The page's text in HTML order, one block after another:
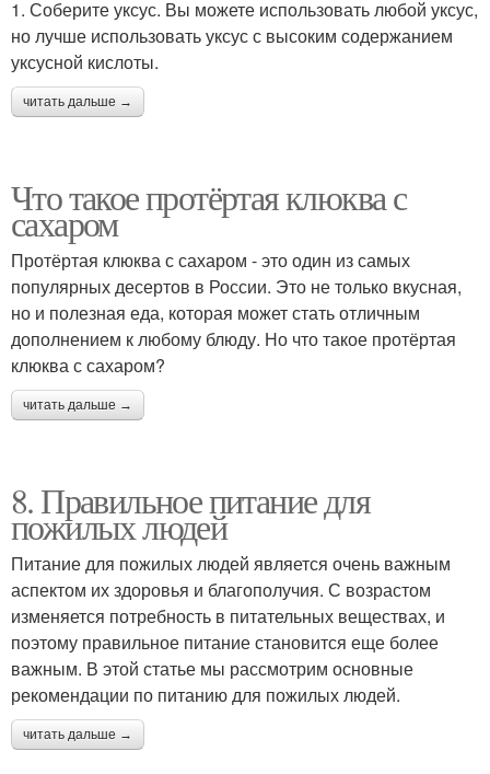
1. Соберите уксус. Вы можете использовать любой уксус,
но лучше использовать уксус с высоким содержанием
уксусной кислоты.
читать дальше →
Что такое протёртая клюква с
сахаром
Протёртая клюква с сахаром - это один из самых
популярных десертов в России. Это не только вкусная,
но и полезная еда, которая может стать отличным
дополнением к любому блюду. Но что такое протёртая
клюква с сахаром?
читать дальше →
8. Правильное питание для
пожилых людей
Питание для пожилых людей является очень важным
аспектом их здоровья и благополучия. С возрастом
изменяется потребность в питательных веществах, и
поэтому правильное питание становится еще более
важным. В этой статье мы рассмотрим основные
рекомендации по питанию для пожилых людей.
читать дальше →